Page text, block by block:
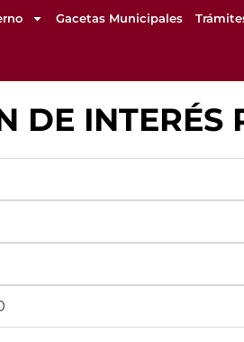
Gacetas Municipales
DE INTERÉS